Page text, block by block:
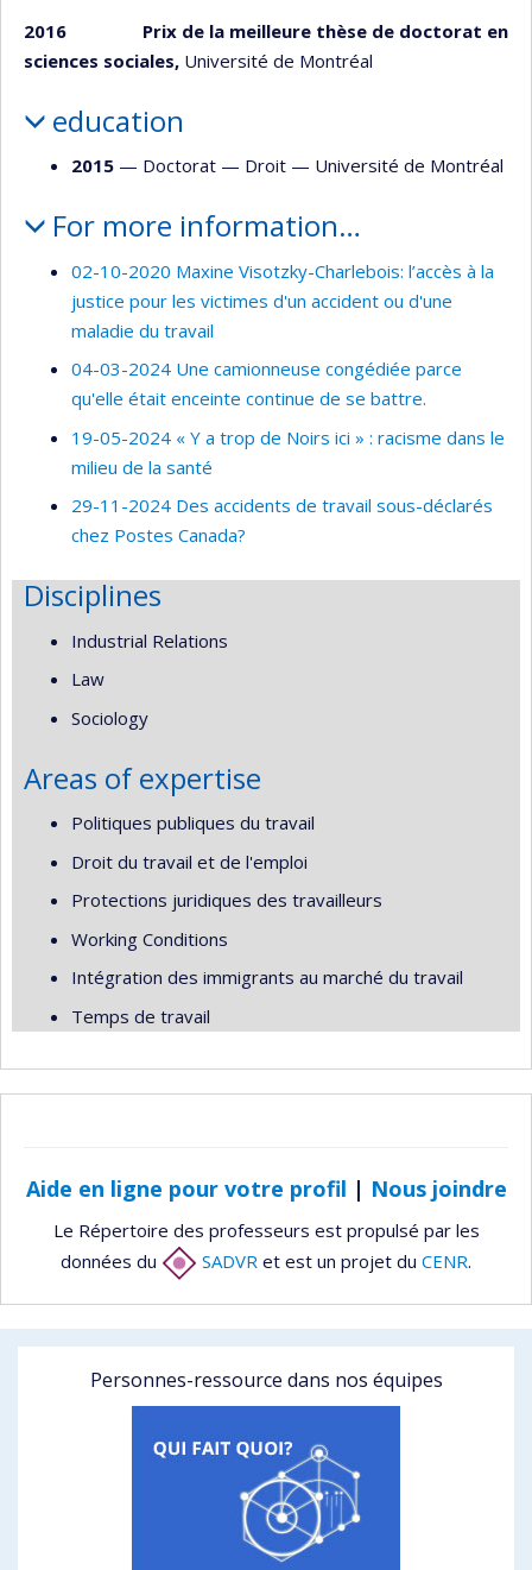
2016 Prix de la meilleure thèse de doctorat en
sciences sociales, Université de Montréal
education
2015 — Doctorat — Droit — Université de Montréal
For more information…
02-10-2020 Maxine Visotzky-Charlebois: l’accès à la
justice pour les victimes d'un accident ou d'une
maladie du travail
04-03-2024 Une camionneuse congédiée parce
qu'elle était enceinte continue de se battre.
19-05-2024 « Y a trop de Noirs ici » : racisme dans le
milieu de la santé
29-11-2024 Des accidents de travail sous-déclarés
chez Postes Canada?
Disciplines
Industrial Relations
Law
Sociology
Areas of expertise
Politiques publiques du travail
Droit du travail et de l'emploi
Protections juridiques des travailleurs
Working Conditions
Intégration des immigrants au marché du travail
Temps de travail
Aide en ligne pour votre profil | Nous joindre
Le Répertoire des professeurs est propulsé par les
données du
SADVR et est un projet du CENR.
Personnes-ressource dans nos équipes